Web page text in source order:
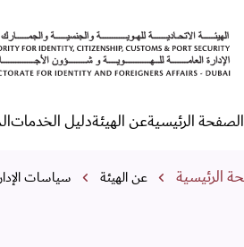
سياسات الإدارة
القائمة الرئيسية
الصفحة الرئيسيةعن الهيئةدليل الخدمات
مسار التنقل
الرئيسية عن الهيئة سياسات